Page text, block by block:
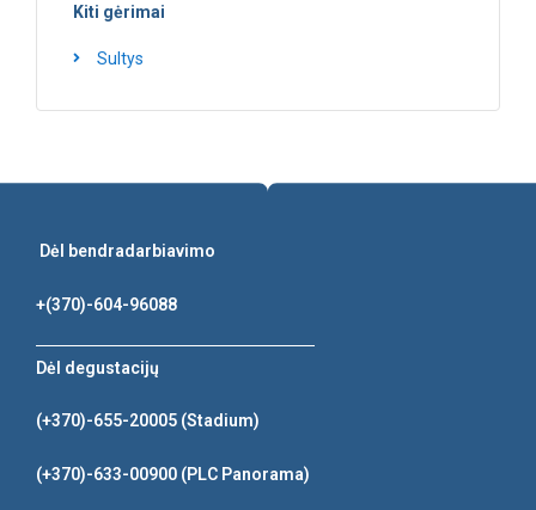
Kiti gėrimai
Sultys
Dėl bendradarbiavimo
+(370)-604-96088
Dėl degustacijų
(+370)-655-20005 (Stadium)
(+370)-633-00900 (PLC Panorama)